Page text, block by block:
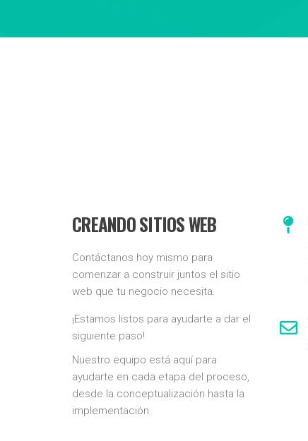
CREANDO SITIOS WEB
Contáctanos hoy mismo para
comenzar a construir juntos el sitio
web que tu negocio necesita.
¡Estamos listos para ayudarte a dar el
siguiente paso!
Nuestro equipo está aquí para
ayudarte en cada etapa del proceso,
desde la conceptualización hasta la
implementación.